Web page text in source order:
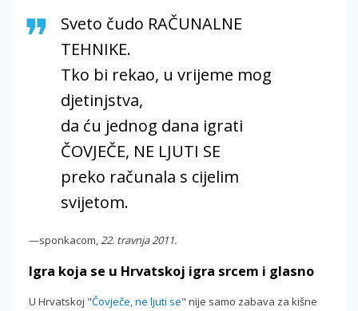
Sveto čudo RAČUNALNE
TEHNIKE.
Tko bi rekao, u vrijeme mog
djetinjstva,
da ću jednog dana igrati
ČOVJEČE, NE LJUTI SE
preko računala s cijelim
svijetom.
—sponkacom,22. travnja 2011.
Igra koja se u Hrvatskoj igra srcem i glasno
U Hrvatskoj "Čovječe, ne ljuti se" nije samo zabava za kišne